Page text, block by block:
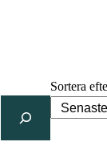
Sortera